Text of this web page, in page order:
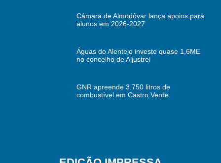
Câmara de Almodôvar lança apoios para
alunos em 2026-2027
Águas do Alentejo investe quase 1,6ME
no concelho de Aljustrel
GNR apreende 3.750 litros de
combustível em Castro Verde